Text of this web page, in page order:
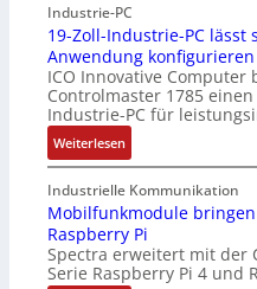
Industrie-PC
19-Zoll-Industrie-PC
Anwendung konfigurieren
ICO Innovative Computer
Controlmaster 1785
Industrie-PC für
Weiterlesen:
1
9
-
Z
o
l
Industrielle Kommunikation
Mobilfunkmodule
Raspberry Pi
Spectra erweitert mit der
Serie Raspberry Pi 4 und